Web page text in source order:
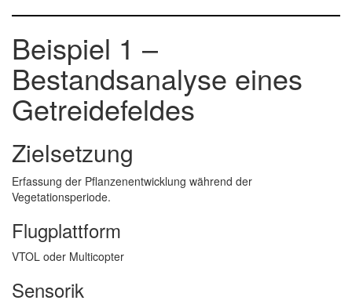
Beispiel 1 –
Bestandsanalyse eines
Getreidefeldes
Zielsetzung
Erfassung der Pflanzenentwicklung während der
Vegetationsperiode.
Flugplattform
VTOL oder Multicopter
Sensorik